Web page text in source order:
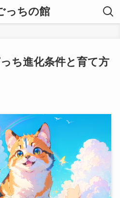
っちの館
ち進化条件と育て方